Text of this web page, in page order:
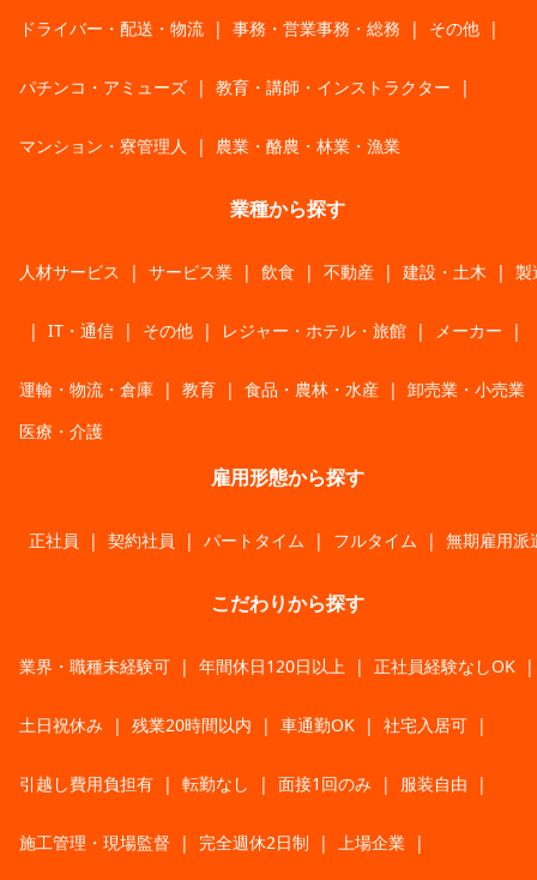
ドライバー・配送・物流 | 事務・営業事務・総務 | その他 |
パチンコ・アミューズ | 教育・講師・インストラクター |
マンション・寮管理人 | 農業・酪農・林業・漁業
業種から探す
人材サービス | サービス業 | 飲食 | 不動産 | 建設・土木 | 製
| IT・通信 | その他 | レジャー・ホテル・旅館 | メーカー |
運輸・物流・倉庫 | 教育 | 食品・農林・水産 | 卸売業・小売業
医療・介護
雇用形態から探す
正社員 | 契約社員 | パートタイム | フルタイム | 無期雇用派
こだわりから探す
業界・職種未経験可 | 年間休日120日以上 | 正社員経験なしOK |
土日祝休み | 残業20時間以内 | 車通勤OK | 社宅入居可 |
引越し費用負担有 | 転勤なし | 面接1回のみ | 服装自由 |
施工管理・現場監督 | 完全週休2日制 | 上場企業 |